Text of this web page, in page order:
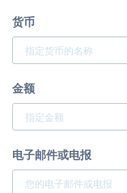
货币
金额
电子邮件或电报